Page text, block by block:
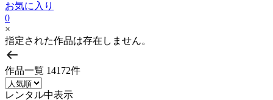
お気に入り
0
×
指定された作品は存在しません。
作品一覧 14172件
レンタル中表示